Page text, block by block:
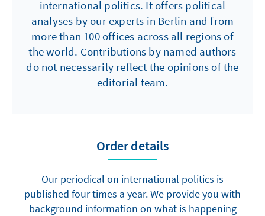
international politics. It offers political
analyses by our experts in Berlin and from
more than 100 offices across all regions of
the world. Contributions by named authors
do not necessarily reflect the opinions of the
editorial team.
Order details
Our periodical on international politics is
published four times a year. We provide you with
background information on what is happening